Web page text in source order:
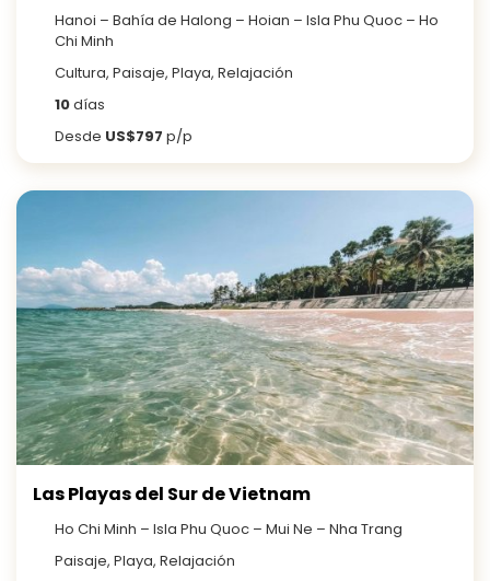
Hanoi – Bahía de Halong – Hoian – Isla Phu Quoc – Ho
Chi Minh
Cultura, Paisaje, Playa, Relajación
10días
Desde US$797 p/p
Las Playas del Sur de Vietnam
Ho Chi Minh – Isla Phu Quoc – Mui Ne – Nha Trang
Paisaje, Playa, Relajación